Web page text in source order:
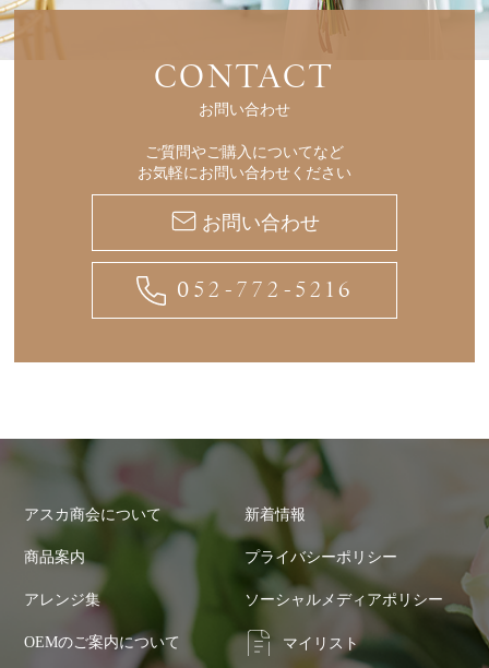
CONTACT
お問い合わせ
ご質問やご購入についてなど
お気軽にお問い合わせください
お問い合わせ
052-772-5216
アスカ商会について
商品案内
アレンジ集
OEMのご案内について
新着情報
プライバシーポリシー
ソーシャルメディアポリシー
マイリスト